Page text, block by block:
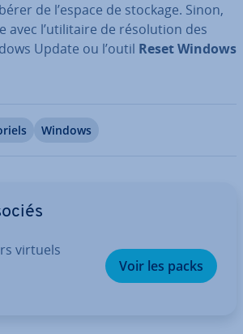
de l’espace de stockage. Sinon,
avec l’uti­li­taire de ré­so­lu­tion des
Update ou l’outil Reset Windows
Windows
virtuels
Voir les packs